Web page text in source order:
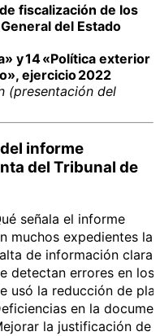
fiscalización de los
del Estado
y 14 «Política exterior
ejercicio 2022
(presentación del
informe
del Tribunal de
señala el informe
muchos expedientes
de información clara
detectan errores en
usó la reducción de
en la
la justificación de